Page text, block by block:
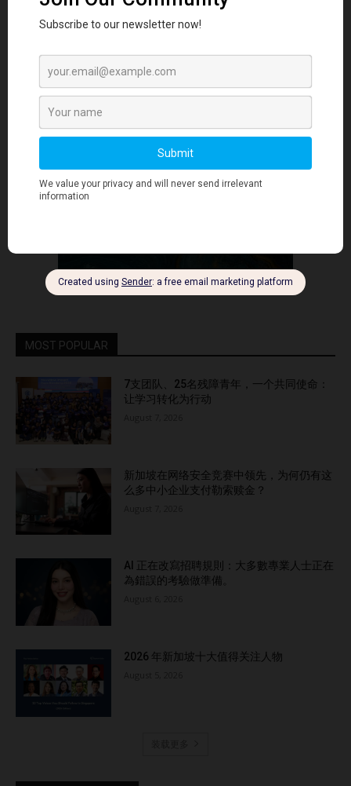
- Advertisment -
MOST POPULAR
7支团队、25名残障青年，一个共同使命：
让学习转化为行动
新加坡在网络安全竞赛中领先，为何仍有这
么多中小企业支付勒索赎金？
AI 正在改寫招聘規則：大多數專業人士正在
為錯誤的考驗做準備。
2026 年新加坡十大值得关注人物